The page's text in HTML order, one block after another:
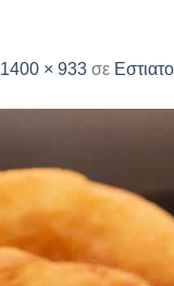
1400 × 933 σε